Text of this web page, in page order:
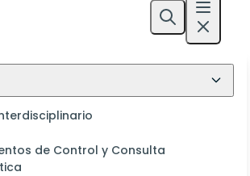
de Control y Consulta